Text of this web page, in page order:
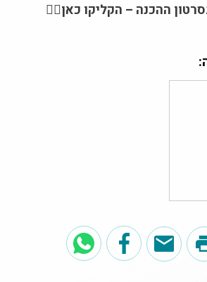
ההכנה – הקליקו כאן👉🏼